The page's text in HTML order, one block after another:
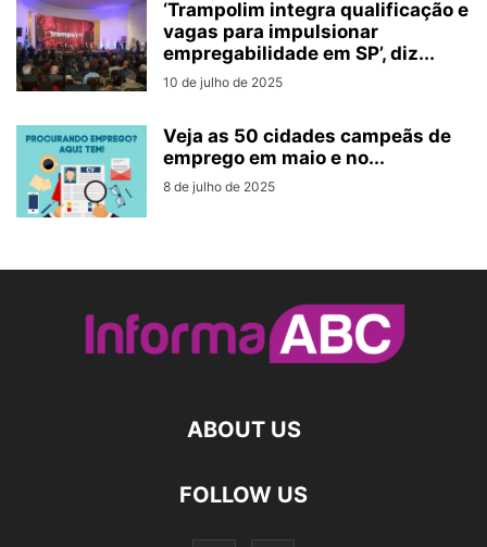
‘Trampolim integra qualificação e
vagas para impulsionar
empregabilidade em SP’, diz...
10 de julho de 2025
Veja as 50 cidades campeãs de
emprego em maio e no...
8 de julho de 2025
ABOUT US
FOLLOW US